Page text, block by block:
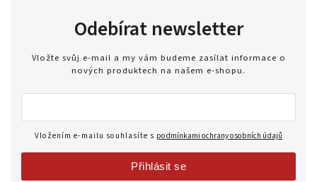
Odebírat newsletter
Vložte svůj e-mail a my vám budeme zasílat informace o
nových produktech na našem e-shopu.
Vložením e-mailu souhlasíte s podmínkami ochrany osobních údajů
Přihlásit se